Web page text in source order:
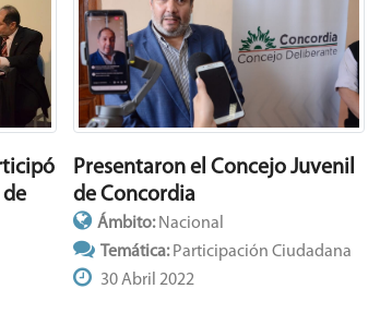
Presentaron el Concejo Juvenil
de Concordia
Ámbito: Nacional
Temática: Participación Ciudadana
30 Abril 2022